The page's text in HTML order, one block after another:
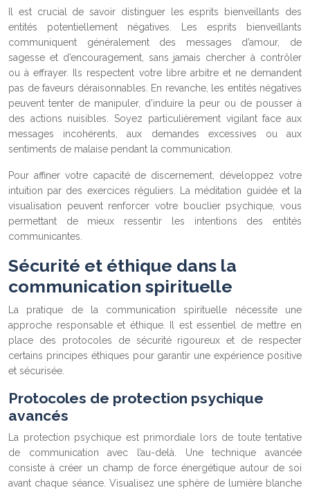
Il est crucial de savoir distinguer les esprits bienveillants des
entités potentiellement négatives. Les esprits bienveillants
communiquent généralement des messages d’amour, de
sagesse et d’encouragement, sans jamais chercher à contrôler
ou à effrayer. Ils respectent votre libre arbitre et ne demandent
pas de faveurs déraisonnables. En revanche, les entités négatives
peuvent tenter de manipuler, d’induire la peur ou de pousser à
des actions nuisibles. Soyez particulièrement vigilant face aux
messages incohérents, aux demandes excessives ou aux
sentiments de malaise pendant la communication.
Pour affiner votre capacité de discernement, développez votre
intuition par des exercices réguliers. La méditation guidée et la
visualisation peuvent renforcer votre bouclier psychique, vous
permettant de mieux ressentir les intentions des entités
communicantes.
Sécurité et éthique dans la
communication spirituelle
La pratique de la communication spirituelle nécessite une
approche responsable et éthique. Il est essentiel de mettre en
place des protocoles de sécurité rigoureux et de respecter
certains principes éthiques pour garantir une expérience positive
et sécurisée.
Protocoles de protection psychique
avancés
La protection psychique est primordiale lors de toute tentative
de communication avec l’au-delà. Une technique avancée
consiste à créer un champ de force énergétique autour de soi
avant chaque séance. Visualisez une sphère de lumière blanche